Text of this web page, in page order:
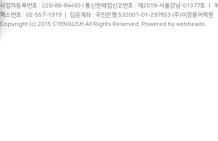
사업자등록번호 : 220-88-64493 l 통신판매업신고번호 : 제2016-서울강남-01377호
팩스번호 : 02-557-1919 ㅣ 입금계좌 : 국민은행 532001-01-297853 (주)이창용어학원
Copyright (c) 2015 CYENGLISH.All Rights Reserved. Powered by webheads